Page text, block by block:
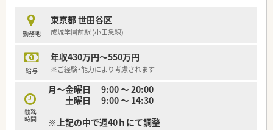
で月6～10時間に抑えられております！
★「えるぼし最高位３つ星認定」を取得！
性の活躍を応援する企業です！
育児休暇の延長が3歳まで可能や育児ギフト制度、男性の育児休
長期的に活躍できる仕組みづくりに挑戦しております！
ドラッグストアをメインに展開する富士薬品ですが、店舗出店形
勤務地
東京都 世田谷区
成城学園前駅 (小田急線)
給与
年収430万円～550万円
※ご経験・能力により考慮されます
勤務
時間
月～金曜日 9:00 ～ 20:00
土曜日 9:00 ～ 14:30
※上記の中で週40ｈにて調整